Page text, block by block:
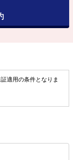
適用の条件となりま